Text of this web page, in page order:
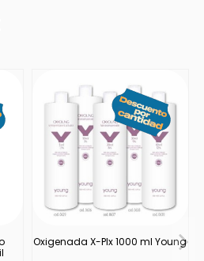
Oxigenada X-Plx 1000 ml Young